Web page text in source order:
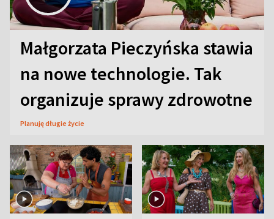
Małgorzata Pieczyńska stawia
na nowe technologie. Tak
organizuje sprawy zdrowotne
Planuję długie życie